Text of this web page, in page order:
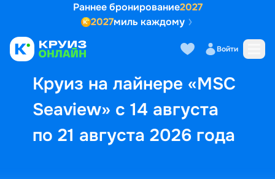
Раннее бронирование2027
2027миль каждому
Войти
Круиз на лайнере «MSC
Seaview» с 14 августа
по 21 августа 2026 года
Выбор кают Маршрут и